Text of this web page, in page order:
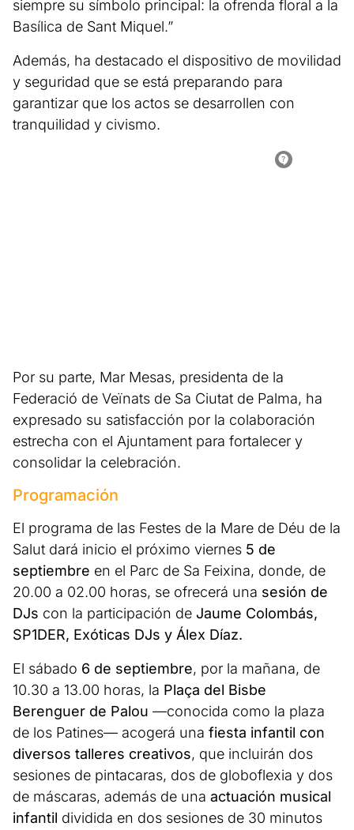
siempre su símbolo principal: la ofrenda floral a la
Basílica de Sant Miquel.”
Además, ha destacado el dispositivo de movilidad
y seguridad que se está preparando para
garantizar que los actos se desarrollen con
tranquilidad y civismo.
Por su parte, Mar Mesas, presidenta de la
Federació de Veïnats de Sa Ciutat de Palma, ha
expresado su satisfacción por la colaboración
estrecha con el Ajuntament para fortalecer y
consolidar la celebración.
Programación
El programa de las Festes de la Mare de Déu de la
Salut dará inicio el próximo viernes 5 de
septiembre en el Parc de Sa Feixina, donde, de
20.00 a 02.00 horas, se ofrecerá una sesión de
DJs con la participación de Jaume Colombás,
SP1DER, Exóticas DJs y Álex Díaz.
El sábado 6 de septiembre, por la mañana, de
10.30 a 13.00 horas, la Plaça del Bisbe
Berenguer de Palou —conocida como la plaza
de los Patines— acogerá una fiesta infantil con
diversos talleres creativos, que incluirán dos
sesiones de pintacaras, dos de globoflexia y dos
de máscaras, además de una actuación musical
infantil dividida en dos sesiones de 30 minutos